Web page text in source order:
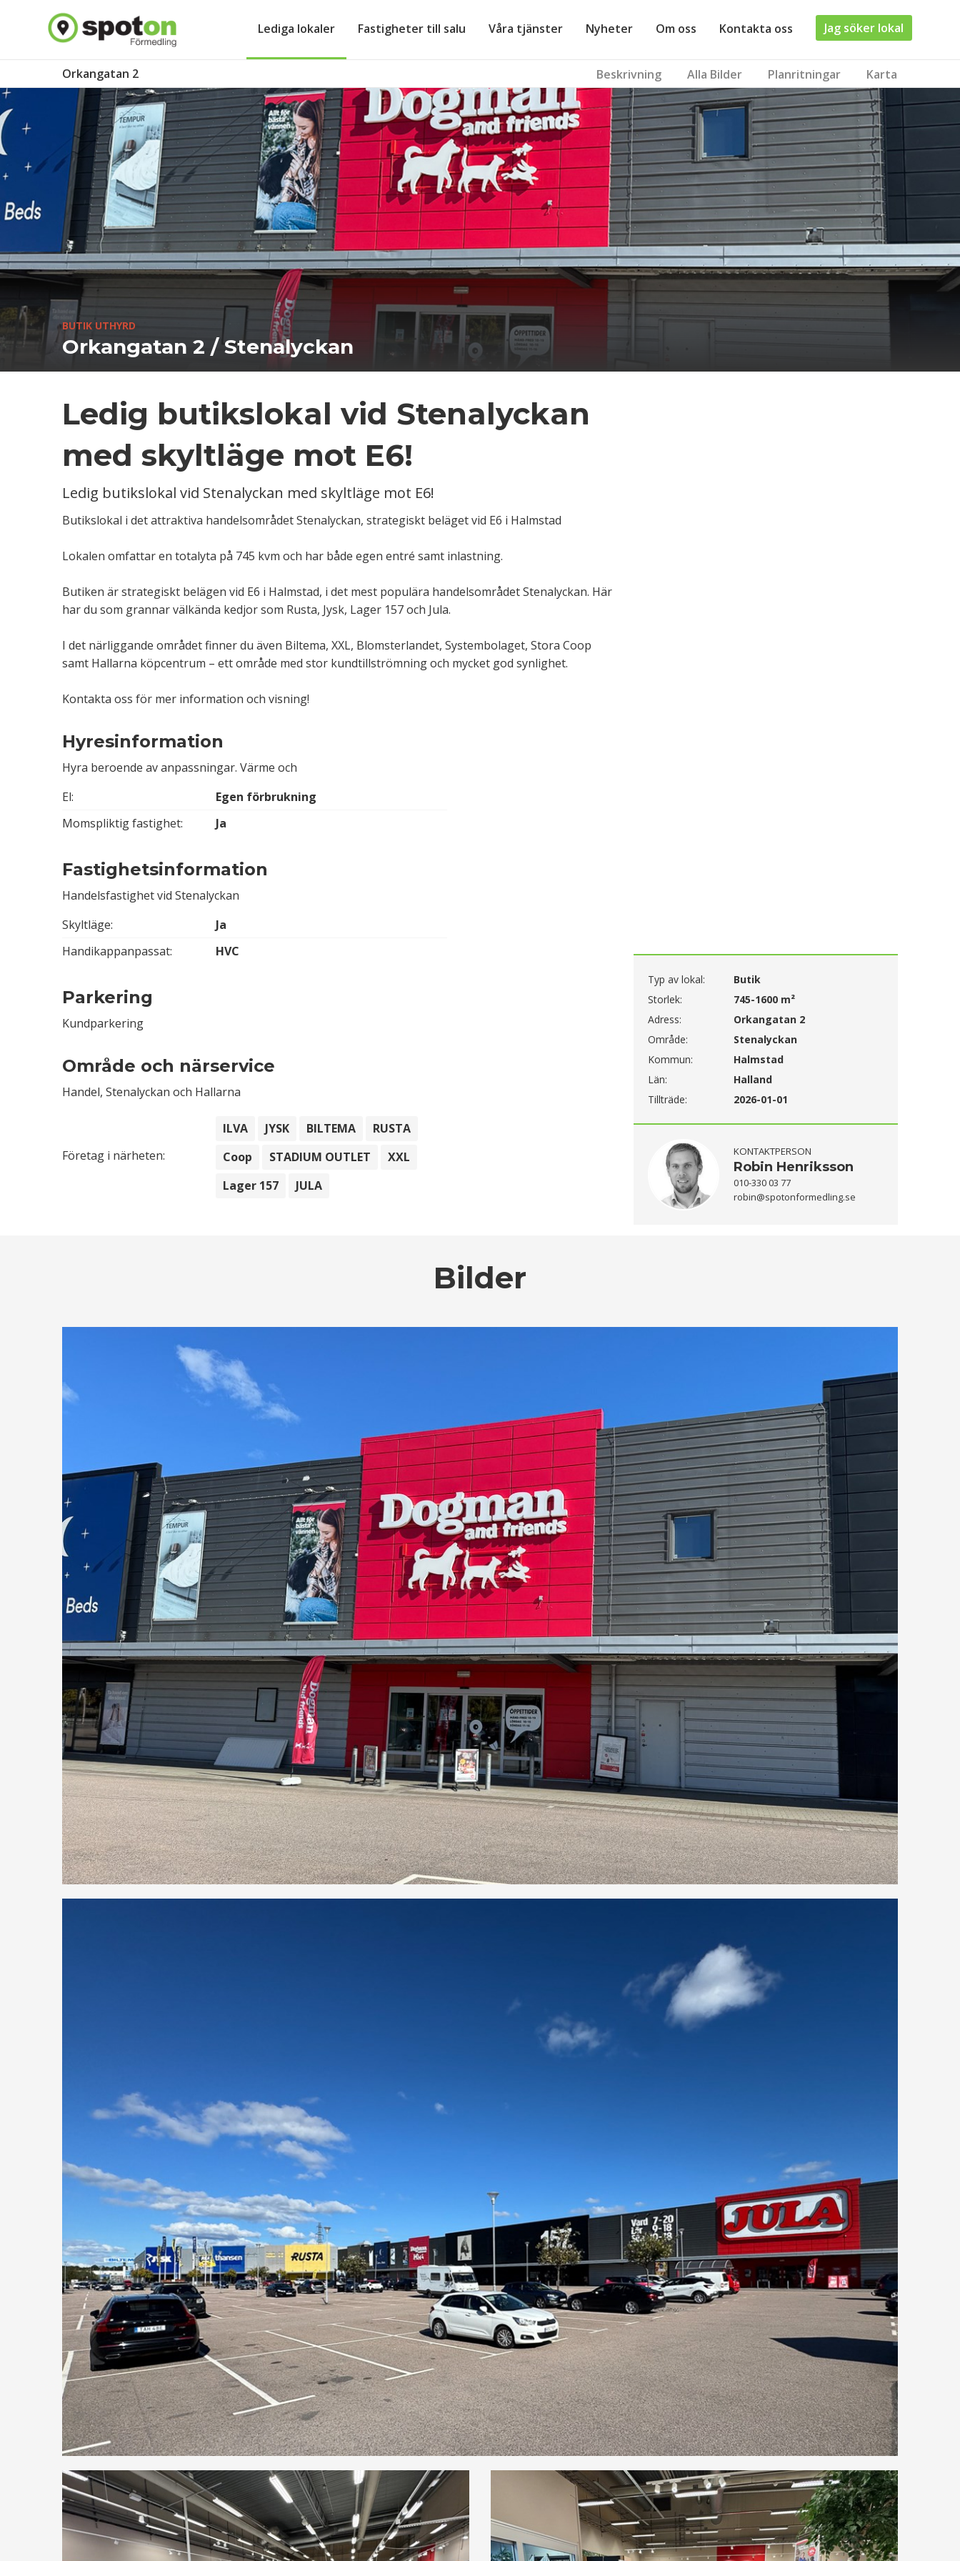
Lediga lokaler Fastigheter till salu Våra tjänster Nyheter Om oss Kontakta oss Jag söker lokal
Orkangatan 2 Beskrivning Alla Bilder Planritningar Karta
BUTIK UTHYRD
Orkangatan 2 / Stenalyckan
Ledig butikslokal vid Stenalyckan
med skyltläge mot E6!
Ledig butikslokal vid Stenalyckan med skyltläge mot E6!
Butikslokal i det attraktiva handelsområdet Stenalyckan, strategiskt beläget vid E6 i Halmstad
Lokalen omfattar en totalyta på 745 kvm och har både egen entré samt inlastning.
Butiken är strategiskt belägen vid E6 i Halmstad, i det mest populära handelsområdet Stenalyckan. Här
har du som grannar välkända kedjor som Rusta, Jysk, Lager 157 och Jula.
I det närliggande området finner du även Biltema, XXL, Blomsterlandet, Systembolaget, Stora Coop
samt Hallarna köpcentrum – ett område med stor kundtillströmning och mycket god synlighet.
Kontakta oss för mer information och visning!
Hyresinformation
Hyra beroende av anpassningar. Värme och
El:
Egen förbrukning
Momspliktig fastighet:
Ja
Fastighetsinformation
Handelsfastighet vid Stenalyckan
Skyltläge:
Ja
Handikappanpassat:
HVC
Parkering
Kundparkering
Område och närservice
Handel, Stenalyckan och Hallarna
Företag i närheten:
ILVA JYSK BILTEMA
RUSTA
Coop
STADIUM OUTLET
XXL
Lager 157
JULA
Typ av lokal:
Butik
Storlek:
745-1600 m²
Adress:
Orkangatan 2
Område:
Stenalyckan
Kommun:
Halmstad
Län:
Halland
Tillträde:
2026-01-01
KONTAKTPERSON
Robin Henriksson
010-330 03 77
robin@spotonformedling.se
Bilder